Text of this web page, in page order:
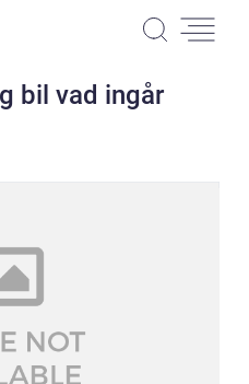
bil vad ingår